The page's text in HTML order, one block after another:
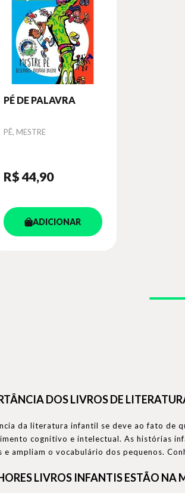
PÉ DE PALAVRA
Autor
PÊ, MESTRE
R$ 44,90
ADICIONAR
DOS LIVROS DE
da literatura infantil se deve ao fato de
cognitivo e intelectual. As histórias
e ampliam o vocabulário dos pequenos.
LIVROS INFANTIS ESTÃO NA